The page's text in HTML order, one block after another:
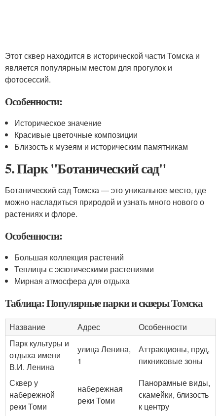
Этот сквер находится в исторической части Томска и
является популярным местом для прогулок и
фотосессий.
Особенности:
Историческое значение
Красивые цветочные композиции
Близость к музеям и историческим памятникам
5. Парк "Ботанический сад"
Ботанический сад Томска — это уникальное место, где
можно насладиться природой и узнать много нового о
растениях и флоре.
Особенности:
Большая коллекция растений
Теплицы с экзотическими растениями
Мирная атмосфера для отдыха
Таблица: Популярные парки и скверы Томска
Название Адрес
Особенности
Парк культуры и
отдыха имени
В.И. Ленина
улица Ленина,
1
Аттракционы, пруд,
пикниковые зоны
Сквер у
набережной
реки Томи
набережная
реки Томи
Панорамные виды,
скамейки, близость
к центру